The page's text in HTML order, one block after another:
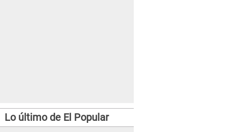
Lo último de El Popular